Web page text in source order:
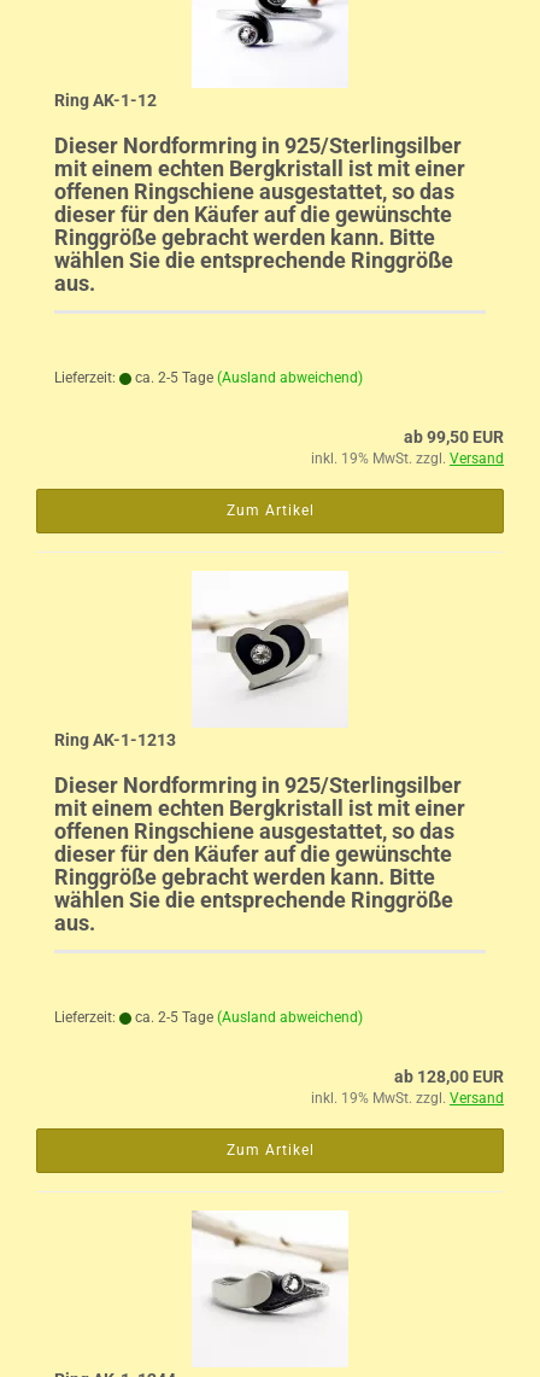
Ring AK-1-12
Dieser Nordformring in 925/Sterlingsilber
mit einem echten Bergkristall ist mit einer
offenen Ringschiene ausgestattet, so das
dieser für den Käufer auf die gewünschte
Ringgröße gebracht werden kann. Bitte
wählen Sie die entsprechende Ringgröße
aus.
Lieferzeit: ca. 2-5 Tage (Ausland abweichend)
ab 99,50 EUR
inkl. 19% MwSt. zzgl. Versand
Zum Artikel
Ring AK-1-1213
Dieser Nordformring in 925/Sterlingsilber
mit einem echten Bergkristall ist mit einer
offenen Ringschiene ausgestattet, so das
dieser für den Käufer auf die gewünschte
Ringgröße gebracht werden kann. Bitte
wählen Sie die entsprechende Ringgröße
aus.
Lieferzeit: ca. 2-5 Tage (Ausland abweichend)
ab 128,00 EUR
inkl. 19% MwSt. zzgl. Versand
Zum Artikel